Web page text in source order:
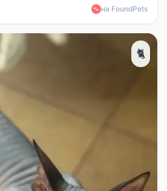
🐾 на FoundPets
🐈